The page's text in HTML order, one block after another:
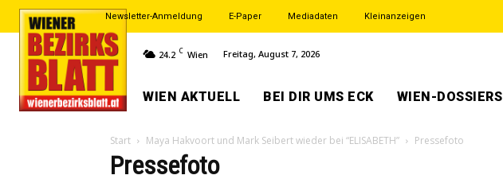
Newsletter-Anmeldung E-Paper Mediadaten Kleinanzeigen
24.2 C Wien Freitag, August 7, 2026
WIEN AKTUELL BEI DIR UMS ECK WIEN-DOSSIERS
Start Maya Hakvoort und Mark Seibert wieder bei “ELISABETH” Pressefoto
Pressefoto